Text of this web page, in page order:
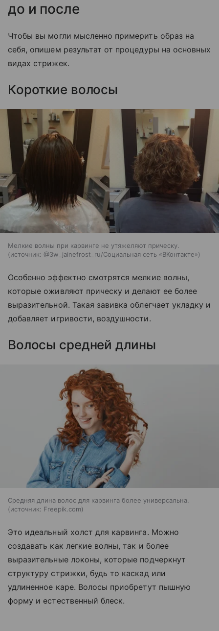
до и после
Чтобы вы могли мысленно примерить образ на
себя, опишем результат от процедуры на основных
видах стрижек.
Короткие волосы
Мелкие волны при карвинге не утяжеляют прическу.
источник: @3w_jainefrost_ru/Социальная сеть «ВКонтакте»
Особенно эффектно смотрятся мелкие волны,
которые оживляют прическу и делают ее более
выразительной. Такая завивка облегчает укладку и
добавляет игривости, воздушности.
Волосы средней длины
Средняя длина волос для карвинга более универсальна.
источник: Freepik.com
Это идеальный холст для карвинга. Можно
создавать как легкие волны, так и более
выразительные локоны, которые подчеркнут
структуру стрижки, будь то каскад или
удлиненное каре. Волосы приобретут пышную
форму и естественный блеск.